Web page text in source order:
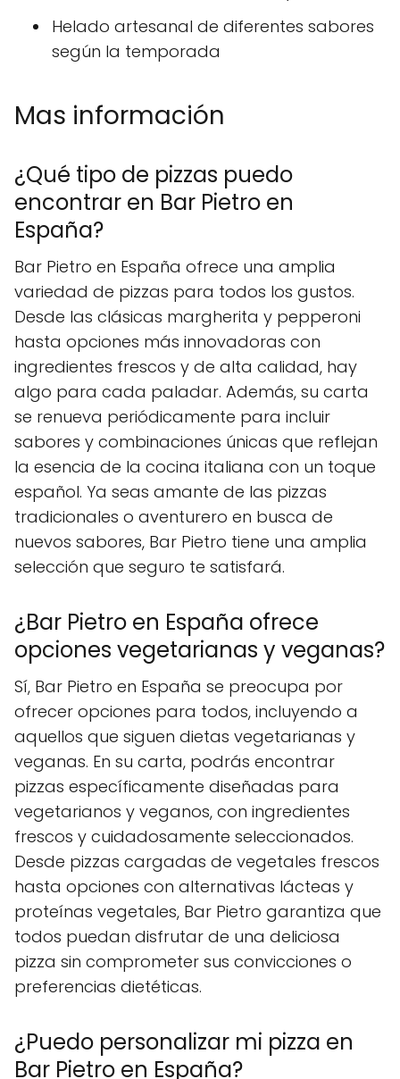
Helado artesanal de diferentes sabores
según la temporada
Mas información
¿Qué tipo de pizzas puedo
encontrar en Bar Pietro en
España?
Bar Pietro en España ofrece una amplia
variedad de pizzas para todos los gustos.
Desde las clásicas margherita y pepperoni
hasta opciones más innovadoras con
ingredientes frescos y de alta calidad, hay
algo para cada paladar. Además, su carta
se renueva periódicamente para incluir
sabores y combinaciones únicas que reflejan
la esencia de la cocina italiana con un toque
español. Ya seas amante de las pizzas
tradicionales o aventurero en busca de
nuevos sabores, Bar Pietro tiene una amplia
selección que seguro te satisfará.
¿Bar Pietro en España ofrece
opciones vegetarianas y veganas?
Sí, Bar Pietro en España se preocupa por
ofrecer opciones para todos, incluyendo a
aquellos que siguen dietas vegetarianas y
veganas. En su carta, podrás encontrar
pizzas específicamente diseñadas para
vegetarianos y veganos, con ingredientes
frescos y cuidadosamente seleccionados.
Desde pizzas cargadas de vegetales frescos
hasta opciones con alternativas lácteas y
proteínas vegetales, Bar Pietro garantiza que
todos puedan disfrutar de una deliciosa
pizza sin comprometer sus convicciones o
preferencias dietéticas.
¿Puedo personalizar mi pizza en
Bar Pietro en España?